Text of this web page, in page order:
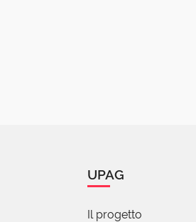
UPAG
Il progetto